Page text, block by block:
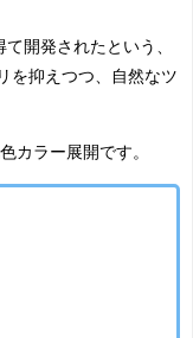
開発されたという、
を抑えつつ、自然なツ
カラー展開です。